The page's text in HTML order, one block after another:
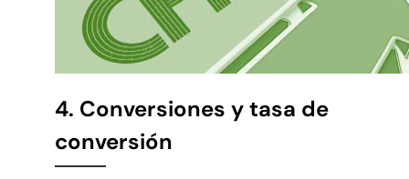
4. Conversiones y tasa de
conversión